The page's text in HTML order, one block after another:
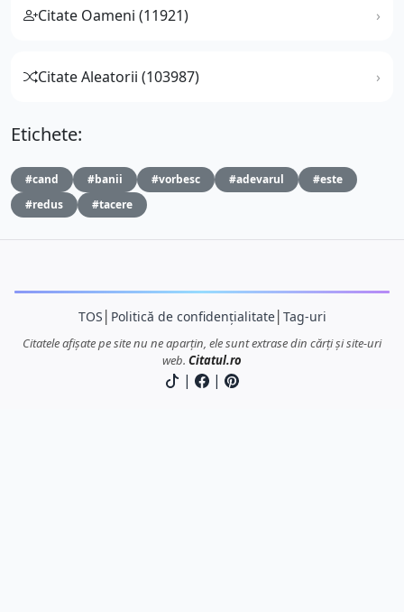
Citate Oameni (11921)
Citate Aleatorii (103987)
Etichete:
#cand #banii #vorbesc #adevarul
#este
#redus
#tacere
TOS Politică de confidențialitate│ Tag-uri
Citatele afișate pe site nu ne aparțin, ele sunt extrase din cărți și site-uri
web. Citatul.ro
| |